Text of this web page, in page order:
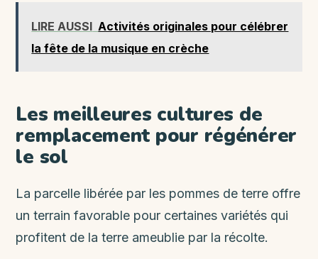
LIRE AUSSI Activités originales pour célébrer
la fête de la musique en crèche
Les meilleures cultures de
remplacement pour régénérer
le sol
La parcelle libérée par les pommes de terre offre
un terrain favorable pour certaines variétés qui
profitent de la terre ameublie par la récolte.